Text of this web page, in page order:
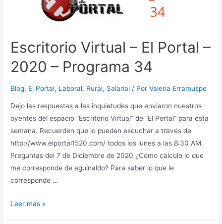
Escritorio Virtual – El Portal –
2020 – Programa 34
Blog, El Portal, Laboral, Rural, Salarial / PorValeria Erramuspe
Dejo las respuestas a las inquietudes que enviaron nuestros
oyentes del espacio “Escritorio Virtual” de “El Portal” para esta
semana. Recuerden que lo pueden escuchar a través de
http://www.elportal1520.com/ todos los lunes a las 8:30 AM.
Preguntas del 7 de Diciembre de 2020 ¿Cómo calculo lo que
me corresponde de aguinaldo? Para saber lo que le
corresponde …
Escritorio
Leer más »